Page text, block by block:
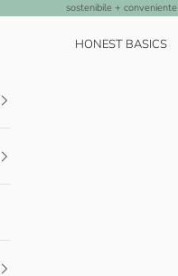
sostenibile + conveniente
HONEST BASICS